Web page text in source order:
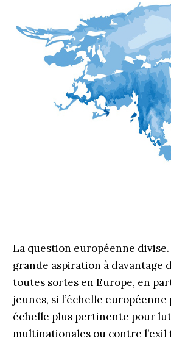
La question européenne divise.
grande aspiration à davantage
toutes sortes en Europe, en
jeunes, si l’échelle
échelle plus pertinente pour
multinationales ou contre l’exil